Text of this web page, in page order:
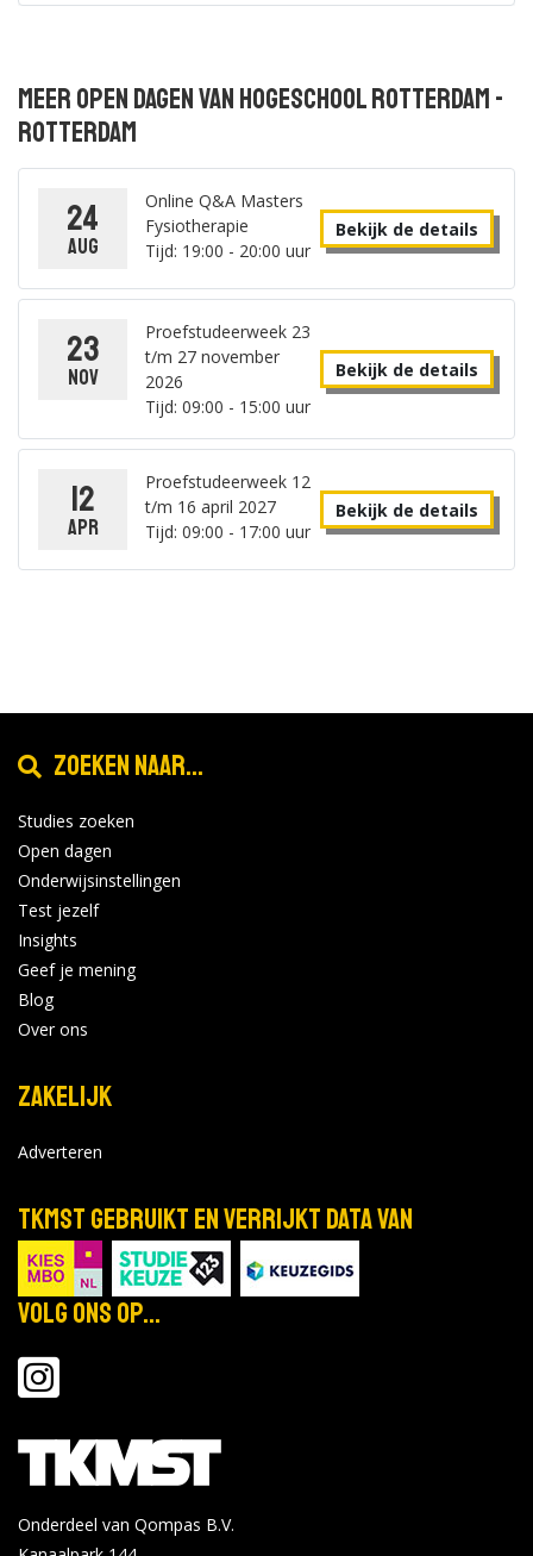
Meer open dagen van Hogeschool Rotterdam -
Rotterdam
24
aug
Online Q&A Masters
Fysiotherapie
Tijd: 19:00 - 20:00 uur
Bekijk de details
23
nov
Proefstudeerweek 23
t/m 27 november
2026
Tijd: 09:00 - 15:00 uur
Bekijk de details
12
apr
Proefstudeerweek 12
t/m 16 april 2027
Tijd: 09:00 - 17:00 uur
Bekijk de details
Zoeken naar...
Studies zoeken
Open dagen
Onderwijsinstellingen
Test jezelf
Insights
Geef je mening
Blog
Over ons
Zakelijk
Adverteren
TKMST gebruikt en verrijkt data van
Volg ons op...
Onderdeel van Qompas B.V.